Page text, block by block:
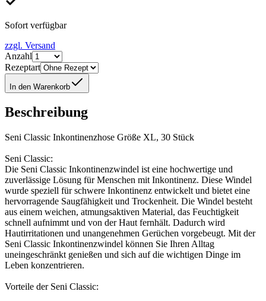
Sofort verfügbar
zzgl. Versand
Anzahl
Rezeptart
In den Warenkorb
Beschreibung
Seni Classic Inkontinenzhose Größe XL, 30 Stück
Seni Classic:
Die Seni Classic Inkontinenzwindel ist eine hochwertige und
zuverlässige Lösung für Menschen mit Inkontinenz. Diese Windel
wurde speziell für schwere Inkontinenz entwickelt und bietet eine
hervorragende Saugfähigkeit und Trockenheit. Die Windel besteht
aus einem weichen, atmungsaktiven Material, das Feuchtigkeit
schnell aufnimmt und von der Haut fernhält. Dadurch wird
Hautirritationen und unangenehmen Gerüchen vorgebeugt. Mit der
Seni Classic Inkontinenzwindel können Sie Ihren Alltag
uneingeschränkt genießen und sich auf die wichtigen Dinge im
Leben konzentrieren.
Vorteile der Seni Classic: